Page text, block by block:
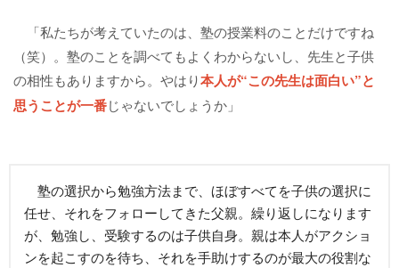
「私たちが考えていたのは、塾の授業料のことだけですね
（笑）。塾のことを調べてもよくわからないし、先生と子供
の相性もありますから。やはり本人が“この先生は面白い”と
思うことが一番じゃないでしょうか」
塾の選択から勉強方法まで、ほぼすべてを子供の選択に
任せ、それをフォローしてきた父親。繰り返しになります
が、勉強し、受験するのは子供自身。親は本人がアクショ
ンを起こすのを待ち、それを手助けするのが最大の役割な